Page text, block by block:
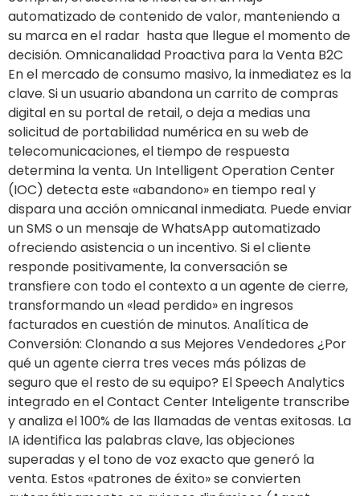
automatizado de contenido de valor, manteniendo a
su marca en el radar hasta que llegue el momento de
decisión. Omnicanalidad Proactiva para la Venta B2C
En el mercado de consumo masivo, la inmediatez es la
clave. Si un usuario abandona un carrito de compras
digital en su portal de retail, o deja a medias una
solicitud de portabilidad numérica en su web de
telecomunicaciones, el tiempo de respuesta
determina la venta. Un Intelligent Operation Center
(IOC) detecta este «abandono» en tiempo real y
dispara una acción omnicanal inmediata. Puede enviar
un SMS o un mensaje de WhatsApp automatizado
ofreciendo asistencia o un incentivo. Si el cliente
responde positivamente, la conversación se
transfiere con todo el contexto a un agente de cierre,
transformando un «lead perdido» en ingresos
facturados en cuestión de minutos. Analítica de
Conversión: Clonando a sus Mejores Vendedores ¿Por
qué un agente cierra tres veces más pólizas de
seguro que el resto de su equipo? El Speech Analytics
integrado en el Contact Center Inteligente transcribe
y analiza el 100% de las llamadas de ventas exitosas. La
IA identifica las palabras clave, las objeciones
superadas y el tono de voz exacto que generó la
venta. Estos «patrones de éxito» se convierten